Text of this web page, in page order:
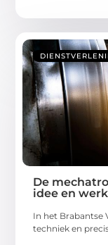
De
idee en
In het Brabantse
techniek en